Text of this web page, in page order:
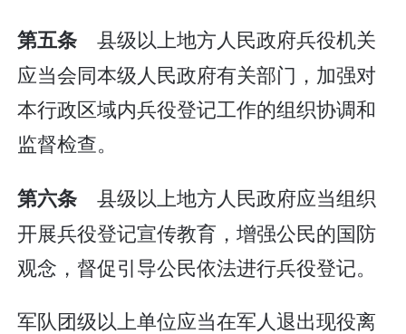
第五条县级以上地方人民政府兵役机关
应当会同本级人民政府有关部门，加强对
本行政区域内兵役登记工作的组织协调和
监督检查。
第六条县级以上地方人民政府应当组织
开展兵役登记宣传教育，增强公民的国防
观念，督促引导公民依法进行兵役登记。
军队团级以上单位应当在军人退出现役离